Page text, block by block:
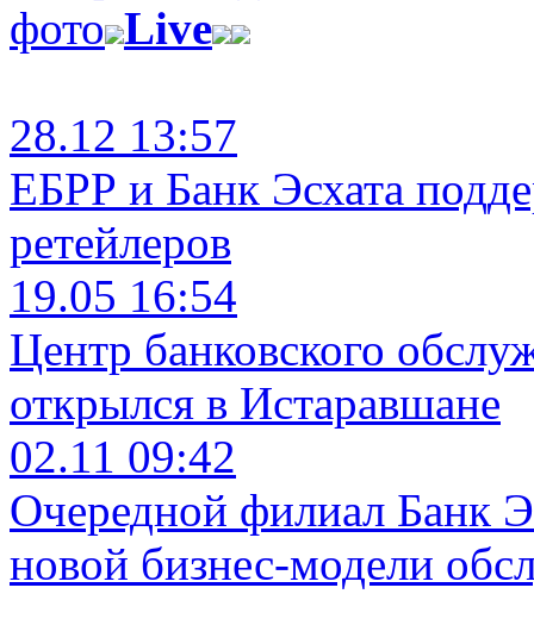
фото Live
28.12 13:57
ЕБРР и Банк Эсхата
ретейлеров
19.05 16:54
Центр банковского
открылся в Истаравшане
02.11 09:42
Очередной филиал Банк
новой бизнес-модели